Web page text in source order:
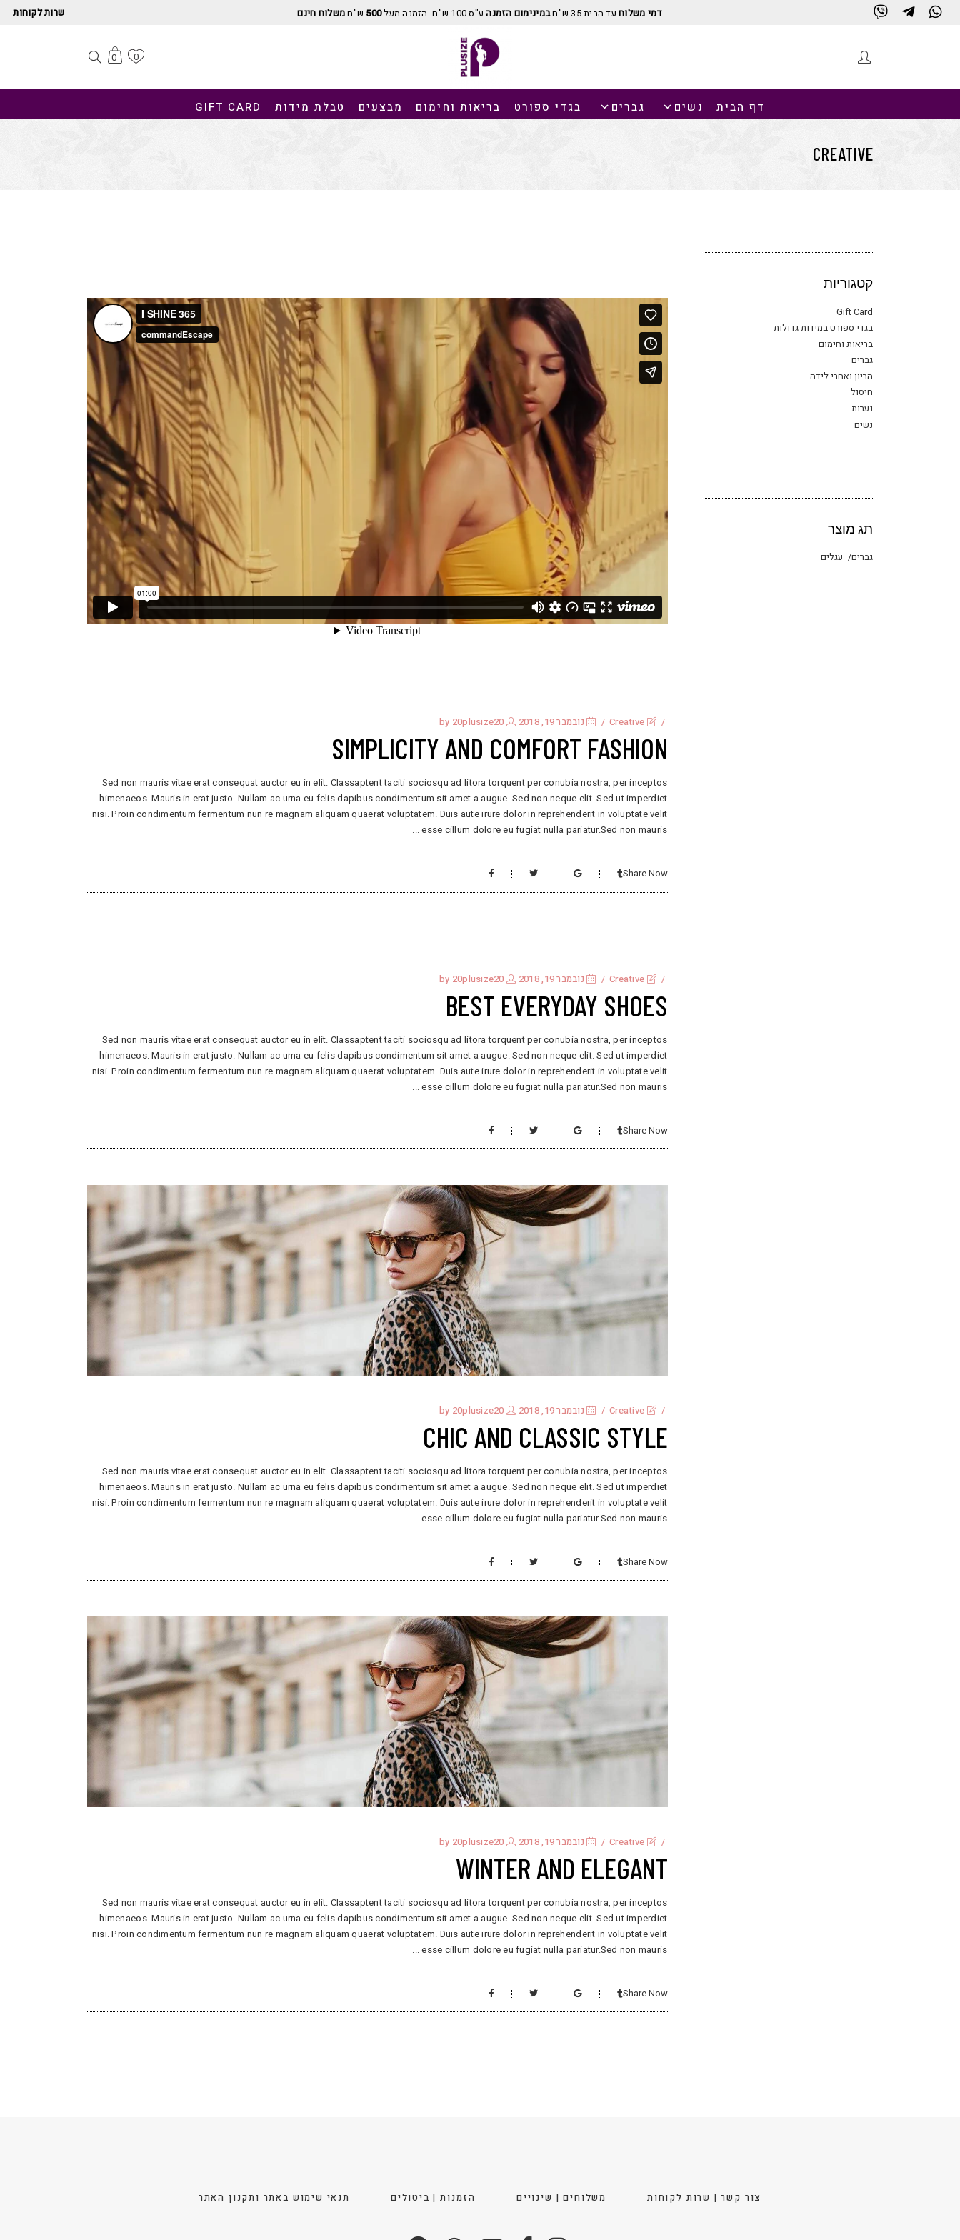
שרות לקוחות דמי משלוחעד הבית 35 ש"ח במינימום הזמנהע"ס 100 ש"ח. הזמנה מעל 500 ש"חמשלוח חינם
0 0
דף הבית נשים גברים בגדי ספורט בריאות וחימום מבצעים טבלת מידות GIFT CARD
CREATIVE
Creative נובמבר 19, 2018 20plusize20
SIMPLICITY AND COMFORT FASHION
Sed non mauris vitae erat consequat auctor eu in elit. Classaptent taciti sociosqu ad litora torquent per conubia nostra, per inceptos
himenaeos. Mauris in erat justo. Nullam ac urna eu felis dapibus condimentum sit amet a augue. Sed non neque elit. Sed ut imperdiet
nisi. Proin condimentum fermentum nun re magnam aliquam quaerat voluptatem. Duis aute irure dolor in reprehenderit in voluptate velit
esse cillum dolore eu fugiat nulla pariatur.Sed non mauris
Share Now
Creative נובמבר 19, 2018 20plusize20
BEST EVERYDAY SHOES
Sed non mauris vitae erat consequat auctor eu in elit. Classaptent taciti sociosqu ad litora torquent per conubia nostra, per inceptos
himenaeos. Mauris in erat justo. Nullam ac urna eu felis dapibus condimentum sit amet a augue. Sed non neque elit. Sed ut imperdiet
nisi. Proin condimentum fermentum nun re magnam aliquam quaerat voluptatem. Duis aute irure dolor in reprehenderit in voluptate velit
esse cillum dolore eu fugiat nulla pariatur.Sed non mauris
Share Now
Creative נובמבר 19, 2018 20plusize20
CHIC AND CLASSIC STYLE
Sed non mauris vitae erat consequat auctor eu in elit. Classaptent taciti sociosqu ad litora torquent per conubia nostra, per inceptos
himenaeos. Mauris in erat justo. Nullam ac urna eu felis dapibus condimentum sit amet a augue. Sed non neque elit. Sed ut imperdiet
nisi. Proin condimentum fermentum nun re magnam aliquam quaerat voluptatem. Duis aute irure dolor in reprehenderit in voluptate velit
esse cillum dolore eu fugiat nulla pariatur.Sed non mauris
Share Now
Creative נובמבר 19, 2018 20plusize20
WINTER AND ELEGANT
Sed non mauris vitae erat consequat auctor eu in elit. Classaptent taciti sociosqu ad litora torquent per conubia nostra, per inceptos
himenaeos. Mauris in erat justo. Nullam ac urna eu felis dapibus condimentum sit amet a augue. Sed non neque elit. Sed ut imperdiet
nisi. Proin condimentum fermentum nun re magnam aliquam quaerat voluptatem. Duis aute irure dolor in reprehenderit in voluptate velit
esse cillum dolore eu fugiat nulla pariatur.Sed non mauris
Share Now
קטגוריות
Gift Card
בגדי ספורט במידות גדולות
בריאות וחימום
גברים
הריון ואחרי לידה
חיסול
נערות
נשים
תג מוצר
גברים עגלים
צור קשר | שרות לקוחות משלוחים | שינויים הזמנות | ביטולים תנאי שימוש באתר ותקנון האתר